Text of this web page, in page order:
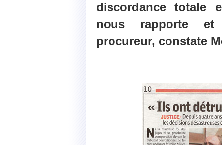
discordance totale
nous rapporte
procureur, constate